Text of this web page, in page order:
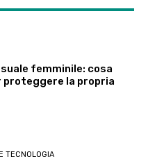
femminile: cosa
proteggere la propria
TECNOLOGIA